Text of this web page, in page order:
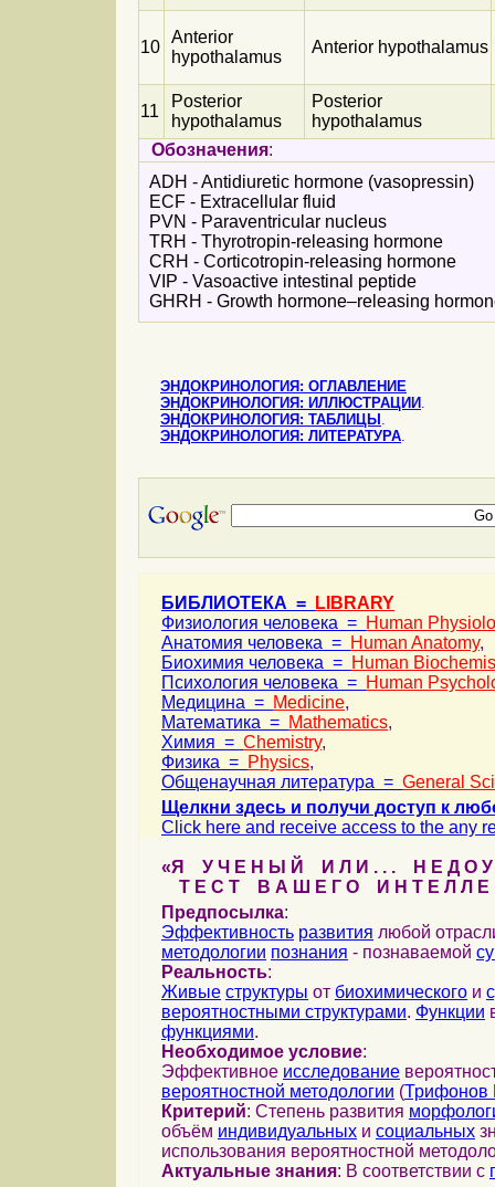
10
Anterior
hypothalamus
Anterior hypothalamus
11
Posterior
hypothalamus
Posterior
hypothalamus
Обозначения:
ADH - Antidiuretic hormone (vasopressin)
ECF - Extracellular fluid
PVN - Paraventricular nucleus
TRH - Thyrotropin-releasing hormone
CRH - Corticotropin-releasing hormone
VIP - Vasoactive intestinal peptide
GHRH - Growth hormone–releasing
ЭНДОКРИНОЛОГИЯ: ОГЛАВЛЕНИЕ
ЭНДОКРИНОЛОГИЯ: ИЛЛЮСТРАЦИИ .
ЭНДОКРИНОЛОГИЯ: ТАБЛИЦЫ .
ЭНДОКРИНОЛОГИЯ: ЛИТЕРАТУРА.
БИБЛИОТЕКА =
LIBRARY
Физиология человека = Human
Анатомия человека = Human Anatomy,
Биохимия человека = Human
Психология человека = Human
Медицина = Medicine,
Математика = Mathematics,
Химия = Chemistry,
Физика = Physics,
Общенаучная литература = General
Щелкни здесь и получи доступ к
Click here and receive access to the any
«Я У Ч Е Н Ы Й И Л И . . . Н Е Д О У
Т Е С Т В А Ш Е Г О И Н Т Е Л Л Е
Предпосылка:
Эффективность развития любой
методологии познания - познаваемой
Реальность:
Живые структуры от биохимического и
вероятностными структурами. Функции
функциями.
Необходимое условие:
Эффективное исследование
вероятностной методологии (Трифонов
Критерий: Степень развития
объём индивидуальных и социальных
использования вероятностной
Актуальные знания: В соответствии с